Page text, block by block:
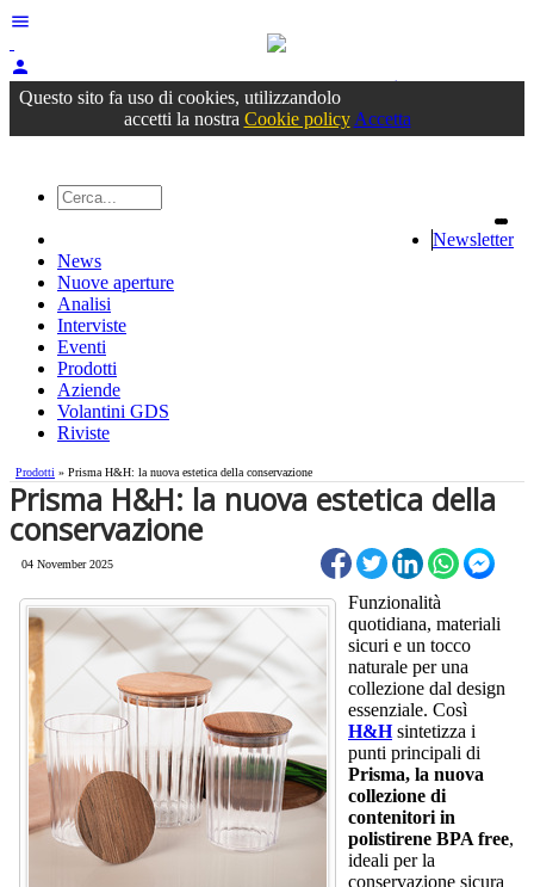
menu
person
Accedioppure registrati
Questo sito fa uso di cookies, utilizzandolo
accetti la nostra Cookie policy Accetta
Newsletter
News
Nuove aperture
Analisi
Interviste
Eventi
Prodotti
Aziende
Volantini GDS
Riviste
Prodotti » ​Prisma H&H: la nuova estetica della conservazione
​Prisma H&H: la nuova estetica della
conservazione
04 November 2025
Funzionalità
quotidiana, materiali
sicuri e un tocco
naturale per una
collezione dal design
essenziale. Così
H&Hsintetizza i
punti principali di
Prisma, la nuova
collezione di
contenitori in
polistirene BPA free,
ideali per la
conservazione sicura